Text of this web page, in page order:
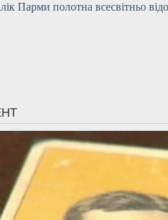
Парми полотна всесвітньо